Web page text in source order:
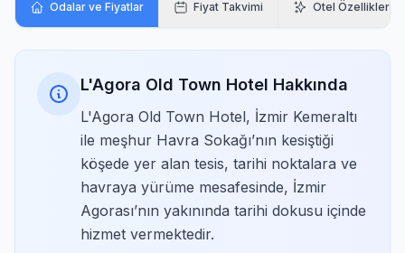
Odalar ve Fiyatlar Fiyat Takvimi Otel Özellikleri
L'Agora Old Town Hotel Hakkında
L'Agora Old Town Hotel, İzmir Kemeraltı
ile meşhur Havra Sokağı’nın kesiştiği
köşede yer alan tesis, tarihi noktalara ve
havraya yürüme mesafesinde, İzmir
Agorası’nın yakınında tarihi dokusu içinde
hizmet vermektedir.